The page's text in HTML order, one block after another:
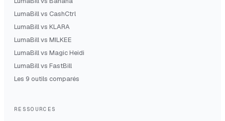
LumaBill vs CashCtrl
LumaBill vs KLARA
LumaBill vs MILKEE
LumaBill vs Magic Heidi
LumaBill vs FastBill
Les 9 outils comparés
RESSOURCES